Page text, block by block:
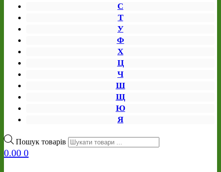
С
Т
У
Ф
Х
Ц
Ч
Ш
Щ
Ю
Я
Пошук товарів
0.00 0